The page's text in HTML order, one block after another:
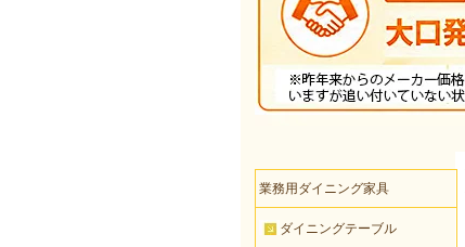
業務用ダイニング家具
ダイニングテーブル